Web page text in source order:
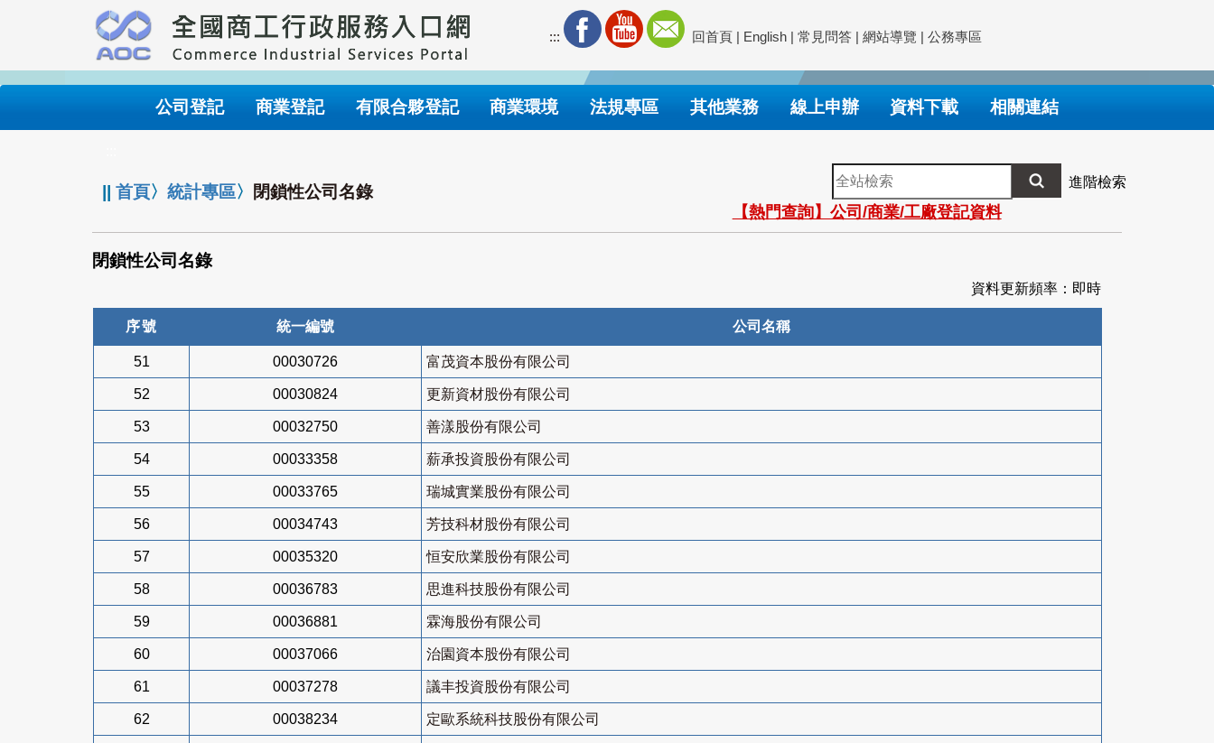
要
內
::: 回首頁 | English | 常見問答 | 網站導覽 | 公務專區
公司登記 商業登記 有限合夥登記 商業環境 法規專區 其他業務 線上申辦 資料下載 相關連結
||首頁〉統計專區〉 閉鎖性公司名錄
全
站
檢
索
進階檢索
【熱門查詢】公司/商業/工廠登記資料
閉鎖性公司名錄
資料更新頻率：即時
序號 統一編號 公司名稱
51 00030726 富茂資本股份有限公司
52 00030824 更新資材股份有限公司
53 00032750 善漾股份有限公司
54 00033358 薪承投資股份有限公司
55 00033765 瑞城實業股份有限公司
56 00034743 芳技科材股份有限公司
57 00035320 恒安欣業股份有限公司
58 00036783 思進科技股份有限公司
59 00036881 霖海股份有限公司
60 00037066 治園資本股份有限公司
61 00037278 議丰投資股份有限公司
62 00038234 定歐系統科技股份有限公司